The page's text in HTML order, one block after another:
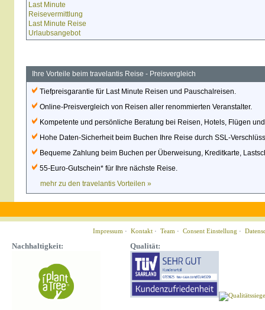
Last Minute
Reisevermittlung
Last Minute Reise
Urlaubsangebot
Ihre Vorteile beim travelantis Reise - Preisvergleich
Tiefpreisgarantie für Last Minute Reisen und Pauschalreisen.
Online-Preisvergleich von Reisen aller renommierten Veranstalter.
Kompetente und persönliche Beratung bei Reisen, Hotels, Flügen
Hohe Daten-Sicherheit beim Buchen Ihre Reise durch SSL-
Bequeme Zahlung beim Buchen per Überweisung, Kreditkarte,
55-Euro-Gutschein* für Ihre nächste Reise.
mehr zu den travelantis Vorteilen »
Impressum · Kontakt · Team · Consent Einstellung ·
Nachhaltigkeit: Qualität: